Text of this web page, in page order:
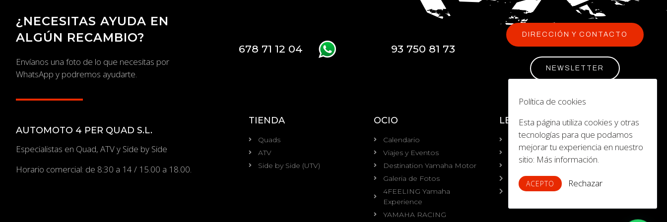
¿NECESITAS AYUDA EN
ALGÚN RECAMBIO?
Envíanos una foto de lo que necesitas por
WhatsApp y podremos ayudarte.
678 71 12 04 93 750 81 73
DIRECCIÓN Y CONTACTO
NEWSLETTER
AUTOMOTO 4 PER QUAD S.L.
Especialistas en Quad, ATV y Side by Side
Horario comercial: de 8:30 a 14 / 15.00 a 18.00.
TIENDA
Quads
ATV
Side by Side (UTV)
OCIO
Calendario
Viajes y Eventos
Destination Yamaha Motor
Galeria de Fotos
4FEELING Yamaha
Experience
YAMAHA RACING
LEGAL
Aviso Legal
Política de Privacidad
Política de Cookies
Sobre nosotros
Preguntas frecuentes
Política de cookies
Esta página utiliza cookies y otras
tecnologías para que podamos
mejorar tu experiencia en nuestro
sitio: Más información.
ACEPTO Rechazar